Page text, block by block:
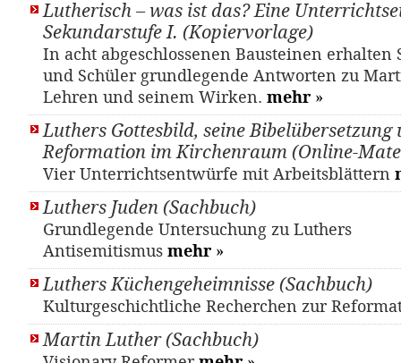
Lutherisch – was ist das? Eine
Sekundarstufe I. (Kopiervorlage)
In acht abgeschlossenen Bausteinen erhalten
und Schüler grundlegende Antworten zu
Lehren und seinem Wirken. mehr »
Luthers Gottesbild, seine Bibelübersetzung
Reformation im Kirchenraum (Online-
Vier Unterrichtsentwürfe mit Arbeitsblättern
Luthers Juden (Sachbuch)
Grundlegende Untersuchung zu Luthers
Antisemitismus mehr »
Luthers Küchengeheimnisse (Sachbuch)
Kulturgeschichtliche Recherchen zur
Martin Luther (Sachbuch)